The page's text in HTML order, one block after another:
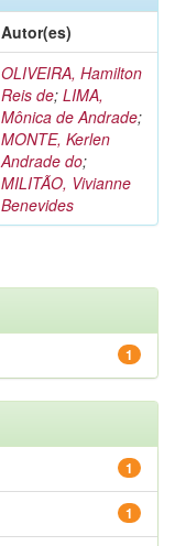
Autor(es)
OLIVEIRA, Hamilton
Reis de; LIMA,
Mônica de Andrade;
MONTE, Kerlen
Andrade do;
MILITÃO, Vivianne
Benevides
1
1
1